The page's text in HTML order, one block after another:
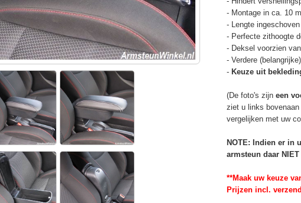
- Montage in ca. 10
- Lengte
- Perfecte zithoogte
- Deksel voorzien
- Verdere
- Keuze uit
(De foto's zijn een
ziet u links
vergelijken met uw
NOTE: Indien er in
armsteun daar
**Maak uw keuze
Prijzen incl.